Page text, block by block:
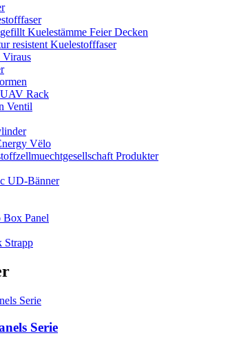
Kuelestämme Feier Decken
resistent Kuelestofffaser
Viraus
Rack
Ventil
Vëlo
Produkter
UD-Bänner
Box Panel
Strapp
Serie